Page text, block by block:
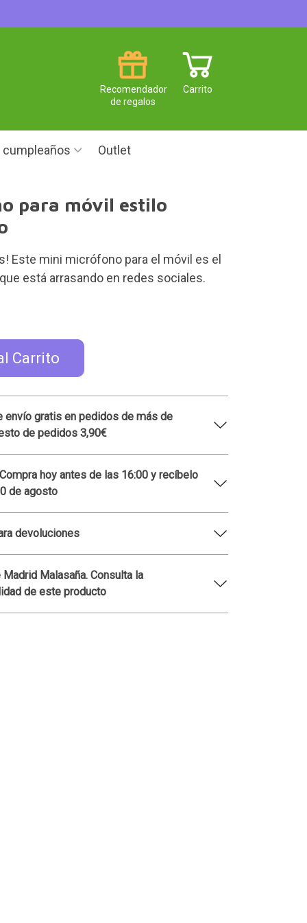
Carrito
Recomendador
de regalos
cumpleaños Outlet
para móvil estilo
Este mini micrófono para el móvil es el
está arrasando en redes sociales.
Carrito
envío gratis en pedidos de más de
de pedidos 3,90€
hoy antes de las 16:00 y recíbelo
de agosto
devoluciones
Madrid Malasaña. Consulta la
de este producto